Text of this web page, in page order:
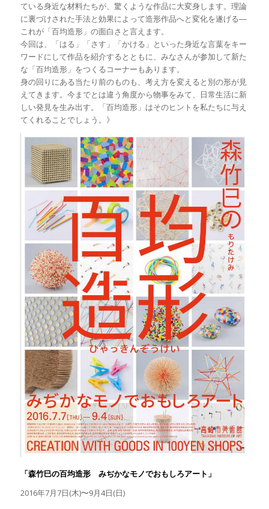
ている身近な材料たちが、驚くような作品に大変身します。理論
に裏づけされた手法と効果によって造形作品へと変化を遂げる―
これが「百均造形」の面白さと言えます。
今回は、「はる」「さす」「かける」といった身近な言葉をキー
ワードにして作品を紹介するとともに、みなさんが参加して新た
な「百均造形」をつくるコーナーもあります。
身の回りにある当たり前のものも、考え方を変えると別の形が見
えてきます。今までとは違う角度から物事をみて、日常生活に新
しい発見を生み出す。「百均造形」はそのヒントを私たちに与え
てくれることでしょう。》
「森竹巳の百均造形 みぢかなモノでおもしろアート」
2016年7月7日(木)〜9月4日(日)